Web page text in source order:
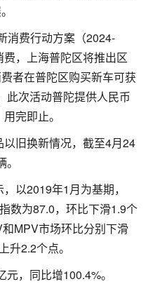
消费行动方案（2024-
，上海普陀区将推出区
者在普陀区购买新车可获
此次活动普陀提供人民币
完即止。
旧换新情况，截至4月24
以2019年1月为基期，
数为87.0，环比下滑1.9个
MPV市场环比分别下滑
升2.2个点。
，同比增100.4%。